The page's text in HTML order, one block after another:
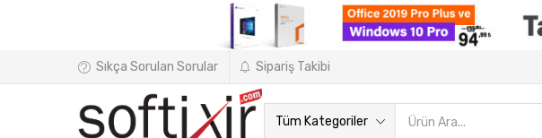
Sıkça Sorulan Sorular Sipariş Takibi
Tüm Kategoriler